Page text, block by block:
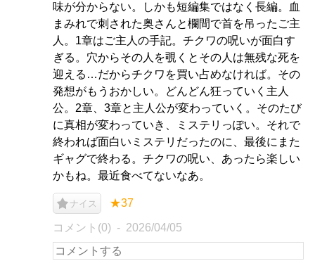
味が分からない。しかも短編集ではなく長編。血
まみれで刺された奥さんと欄間で首を吊ったご主
人。1章はご主人の手記。チクワの呪いが面白す
ぎる。穴からその人を覗くとその人は無残な死を
迎える…だからチクワを買い占めなければ。その
発想がもうおかしい。どんどん狂っていく主人
公。2章、3章と主人公が変わっていく。そのたび
に真相が変わっていき、ミステリっぽい。それで
終われば面白いミステリだったのに、最後にまた
ギャグで終わる。チクワの呪い、あったら楽しい
かもね。最近食べてないなあ。
ナイス ★37
コメント(0) 2026/04/05